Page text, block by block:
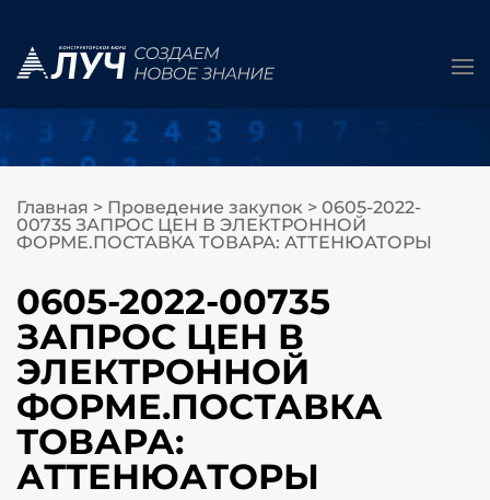
Главная > Проведение закупок > 0605-2022-
00735 ЗАПРОС ЦЕН В ЭЛЕКТРОННОЙ
ФОРМЕ.ПОСТАВКА ТОВАРА: АТТЕНЮАТОРЫ
0605-2022-00735
ЗАПРОС ЦЕН В
ЭЛЕКТРОННОЙ
ФОРМЕ.ПОСТАВКА
ТОВАРА:
АТТЕНЮАТОРЫ